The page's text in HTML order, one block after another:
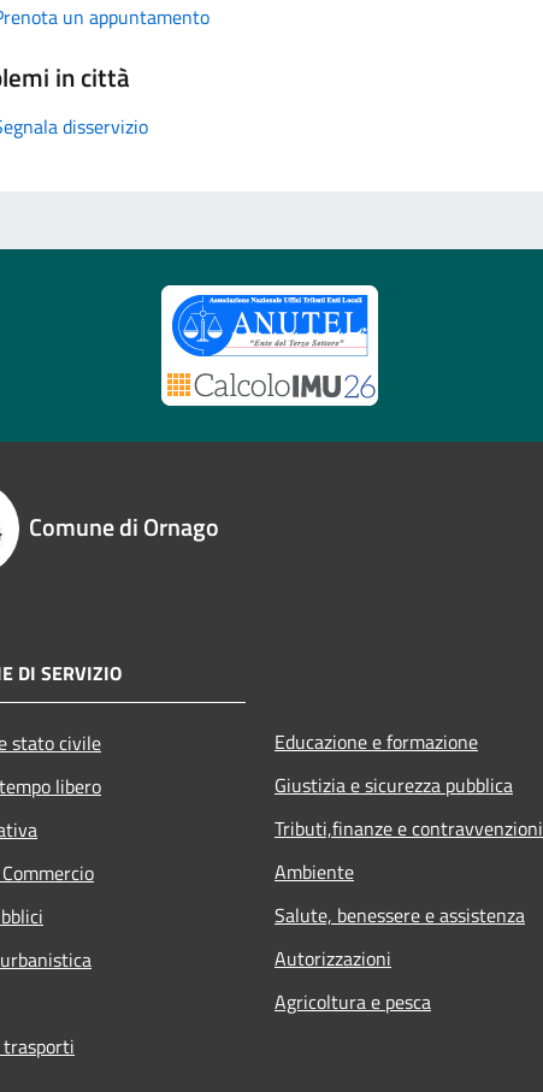
un appuntamento
in città
disservizio
Comune di Ornago
DI SERVIZIO
stato civile
libero
Educazione e formazione
Giustizia e sicurezza pubblica
Tributi,finanze e contravvenzioni
Ambiente
Salute, benessere e assistenza
Autorizzazioni
Agricoltura e pesca